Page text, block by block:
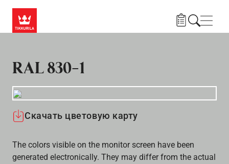
RAL 830-1
Скачать цветовую карту
The colors visible on the monitor screen have been
generated electronically. They may differ from the actual